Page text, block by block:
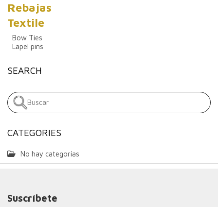
Rebajas
Textile
Bow Ties
Lapel pins
SEARCH
CATEGORIES
No hay categorías
Suscríbete